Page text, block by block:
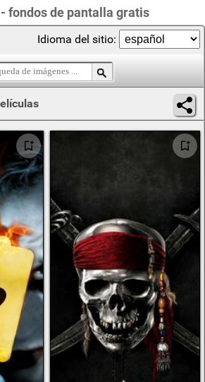
fondos de pantalla gratis
Idioma del sitio: